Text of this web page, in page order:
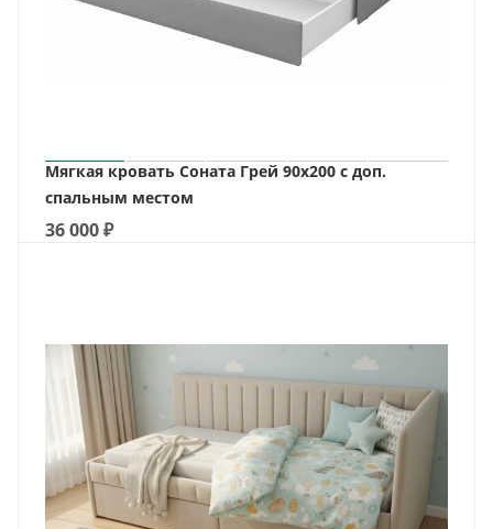
Мягкая кровать Соната Грей 90х200 с доп.
спальным местом
36 000₽